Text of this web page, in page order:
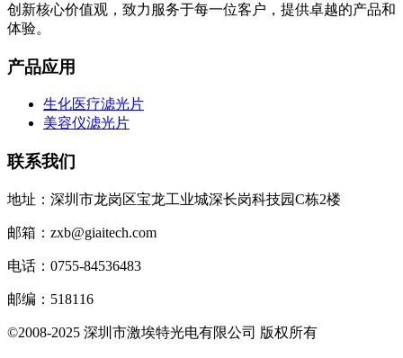
创新核心价值观，致力服务于每一位客户，提供卓越的产品和
体验。
产品应用
生化医疗滤光片
美容仪滤光片
联系我们
地址：深圳市龙岗区宝龙工业城深长岗科技园C栋2楼
邮箱：zxb@giaitech.com
电话：0755-84536483
邮编：518116
©2008-2025 深圳市激埃特光电有限公司 版权所有